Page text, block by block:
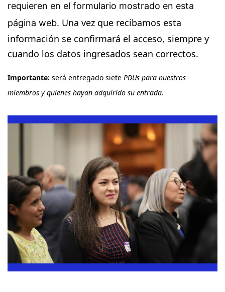
requieren en el formulario mostrado en esta
página web. Una vez que recibamos esta
información se confirmará el acceso, siempre y
cuando los datos ingresados sean correctos.
Importante: será entregado siete PDUs para nuestros
miembros y quienes hayan adquirido su entrada.